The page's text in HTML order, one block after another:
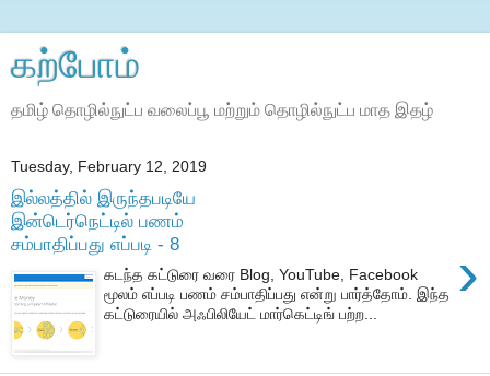
கற்போம்
தமிழ் தொழில்நுட்ப வலைப்பூ மற்றும் தொழில்நுட்ப மாத இதழ்
Tuesday, February 12, 2019
இல்லத்தில் இருந்தபடியே
இன்டெர்நெட்டில் பணம்
சம்பாதிப்பது எப்படி - 8
›
கடந்த கட்டுரை வரை Blog, YouTube, Facebook
மூலம் எப்படி பணம் சம்பாதிப்பது என்று பார்த்தோம். இந்த
கட்டுரையில் அஃபிலியேட் மார்கெட்டிங் பற்ற...